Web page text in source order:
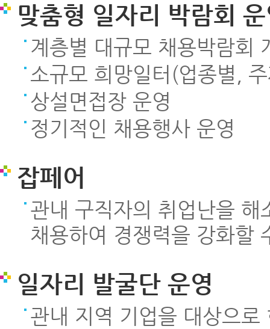
맞춤형 일자리 박람회
계층별 대규모 채용박람회
소규모 희망일터(업종별,
상설면접장 운영
정기적인 채용행사 운영
잡페어
관내 구직자의 취업난을
채용하여 경쟁력을 강화할
일자리 발굴단 운영
관내 지역 기업을 대상으